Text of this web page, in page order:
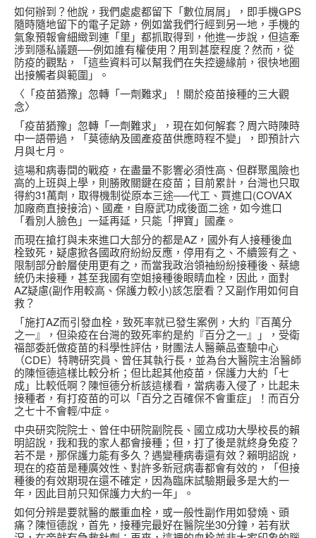
如何辦到？他說，我們處處都留下「數位屑屑」，即手機GPS
隨時隨地留下的電子足跡，例如當我們行經到另一地，手機的
氣象預報會細緻到連「里」都抓取得到，他進一步說，但這牽
涉到隱私議題──例如誰有權使用？用到甚麼程度？然而，從
防疫的觀點，「這些資料可以幫我們在失控邊緣前，很快地圈
出接觸者與範圍」。
〈「疫苗猶豫」忽轉「一劑難求」！關於疫苗接種的三大觀
念〉
「疫苗猶豫」忽轉「一劑難求」，現在如何解套？周六時陳時
中一語帶過，「莫德納及國產疫苗供應時程不變」，即預計六
月與七月。
這場和病毒間的戰疫，在盡量不影響必須性高、但群聚風險也
高的上班與上學，則勝敗關鍵在疫苗；目前累計，台灣也只取
得約31萬劑，取得機制從原本三途──代工、買進口(COVAX
加廠商直接接洽)、國產，自廢武功成後面二途，如今進口
「看別人臉色」一延再延，只能「押寶」國產。
而現在搶打與未來進口大部分的都是AZ，國外有人接種後血
栓致死，疑慮掀各國政府紛紛反應，停用有之、不續簽有之、
限制部分齡層使用更有之，而當我政治領袖紛紛接種後、蔡總
統仍未接種，甚至我國有空姐接種後眼睛血栓，因此，面對
AZ疑慮(副作用較高、保護力較小)該怎麼看？又副作用如何自
救？
「施打AZ而引發血栓，致死率就已發生案例，大約『百萬分
之一』，但染疫在台灣的致死率約是約『百分之一』」，受衛
福部委託做疫苗的科學性評估，財團法人醫藥品查驗中心
（CDE）特聘研究員、曾任其執行長，並為台大醫院主治醫師
的陳恒德這樣比較分析；但比起其他疫苗，保護力大約「七
成」比較低啊？陳恒德分析該這樣看，當病毒入侵了，比起未
接種者，有打疫苗的可以「百分之百確保不會重症」！而百分
之七十不會輕/中症。
中央研究院院士、曾任中研院副院長、國立成功大學校長的賴
明詔說，我和我的家人都會接種；但，打了後是就終身免疫？
若不是，那保護力能有多久？遇變種病毒還有效？賴明詔說，
現在的疫苗是種廣效性、對許多新冠病毒都會有效的，「但接
種後的有效期現在還不確定，因為臨床試驗期最多是大約一
年，因此目前只知保護力大約一年」。
如何分辨是要就醫的嚴重血栓，或一般性副作用如發燒、頭
痛？陳恒德說，首先，接種完最好在醫院坐30分鐘，若有狀